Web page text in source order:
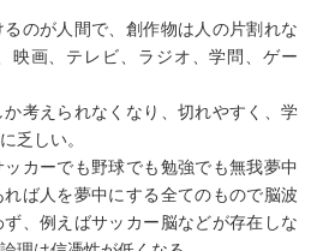
のが人間で、創作物は人の片割れな
映画、テレビ、ラジオ、学問、ゲー
考えられなくなり、切れやすく、学
乏しい。
カーでも野球でも勉強でも無我夢中
ば人を夢中にする全てのもので脳波
、例えばサッカー脳などが存在しな